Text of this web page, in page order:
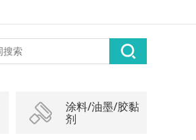
涂料/油墨/胶黏
剂